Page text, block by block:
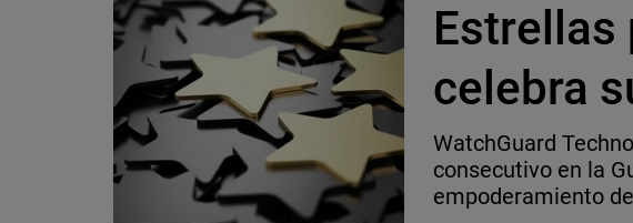
Estrellas
celebra
WatchGuard
consecutivo en la
empoderamiento